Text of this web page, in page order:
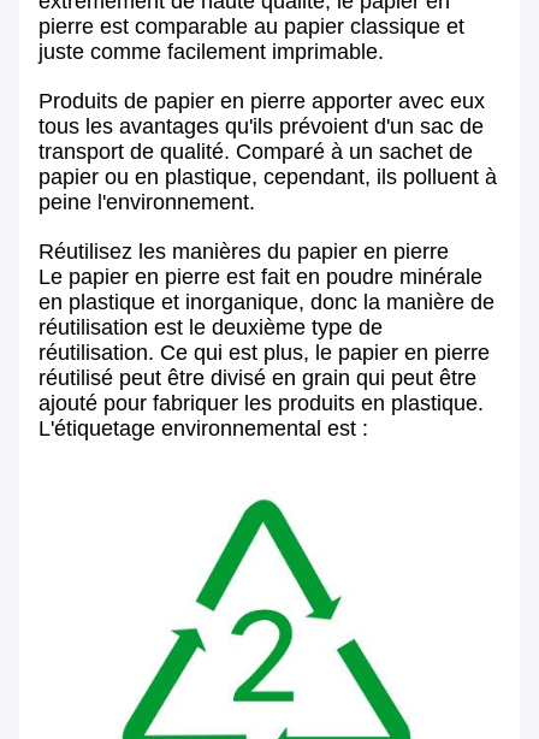
pierre est comparable au papier classique et
juste comme facilement imprimable.
Produits de papier en pierre apporter avec eux
tous les avantages qu'ils prévoient d'un sac de
transport de qualité. Comparé à un sachet de
papier ou en plastique, cependant, ils polluent à
peine l'environnement.
Réutilisez les manières du papier en pierre
Le papier en pierre est fait en poudre minérale
en plastique et inorganique, donc la manière de
réutilisation est le deuxième type de
réutilisation. Ce qui est plus, le papier en pierre
réutilisé peut être divisé en grain qui peut être
ajouté pour fabriquer les produits en plastique.
L'étiquetage environnemental est :